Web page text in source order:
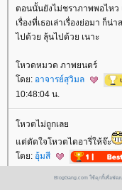
ตอนนั้นยังไม่ชราภาพพอไหว
เรื่องที่เธอเล่าเรื่องย่อมา ก็น่
ไปด้วย ลุ้นไปด้วย เนาะ
หวดหมวด ภาพยนตร์
ดย: อาจารย์สุวิมล
10:48:04 น.
หวตไม่ถูกเล
ต่ตัดใจโหวตไดอารี่ให้จ๊ะ
ดย: อุ้มสี
BlogGang.com ใช้คุกกี้เพื่อพั